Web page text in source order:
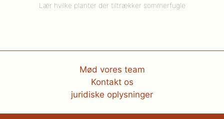
Lær hvilke planter der tiltrækker sommerfugle
Mød vores team
Kontakt os
juridiske oplysninger